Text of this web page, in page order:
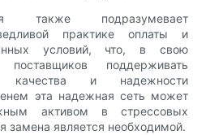
также подразумевает
практике оплаты и
условий, что, в свою
поддерживать
качества и надежности
эта надежная сеть может
активом в стрессовых
замена является необходимой.